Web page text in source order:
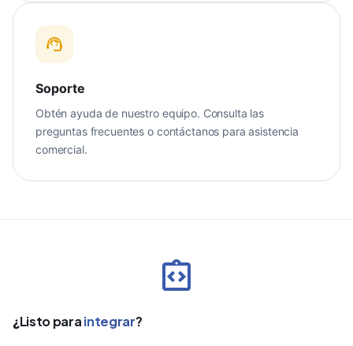
Soporte
Obtén ayuda de nuestro equipo. Consulta las
preguntas frecuentes o contáctanos para asistencia
comercial.
¿Listo paraintegrar?